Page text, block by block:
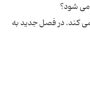
مى شود؟
زدم اما حالا وضعیت فرق مى كند. در فصل جدید به